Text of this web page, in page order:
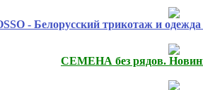
- Белорусский трикотаж и
СЕМЕНА без рядов.